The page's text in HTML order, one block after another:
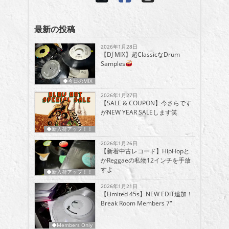
最新の投稿
◆今日のMIX
2026年1月28日
【DJ MIX】超ClassicなDrum
Samples
◆新入荷アップ！！
2026年1月27日
【SALE & COUPON】今さらです
がNEW YEAR SALEします笑
◆新入荷アップ！！
2026年1月26日
【新着中古レコード】HipHopと
かReggaeの私物12インチを手放
すよ
◆Members Only
2026年1月21日
【Limited 45s】NEW EDIT追加！
Break Room Members 7″